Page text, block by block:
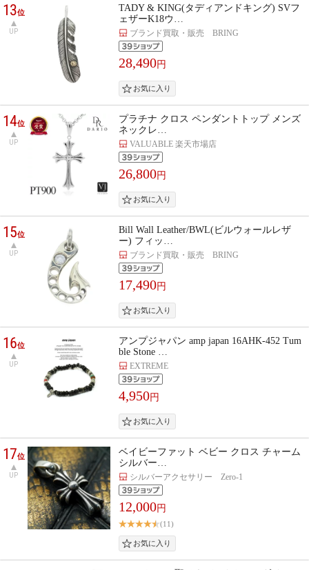
13位
UP
TADY & KING(タディアンドキング) SVフ
ェザーK18ウ…
ブランド買取・販売 BRING
28,490円
14位
UP
プラチナ クロス ペンダントトップ メンズ
ネックレ…
VALUABLE 楽天市場店
26,800円
15位
UP
Bill Wall Leather/BWL(ビルウォールレザ
ー) フィッ…
ブランド買取・販売 BRING
17,490円
16位
UP
アンプジャパン amp japan 16AHK-452 Tum
ble Stone …
EXTREME
4,950円
17位
UP
ベイビーファット ベビー クロス チャーム
シルバー…
シルバーアクセサリー Zero-1
12,000円
(11)